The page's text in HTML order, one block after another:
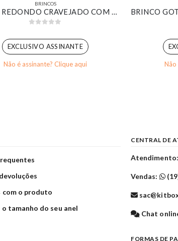
BRINCOS
BRINCO REDONDO CRAVEJADO COM ZIRCÔNIA ESMERALDA BANHADO EM OURO BRANCO
EXCLUSIVO ASSINANTE
Não é assinante? Clique aqui Não
com o produto
o tamanho do seu anel
CENTRAL DE
Atendimento:
Vendas:
Chat
FORMAS DE